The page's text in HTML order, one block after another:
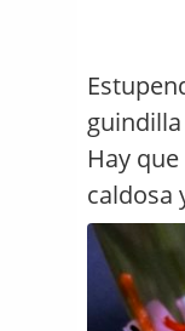
Hay
caldosa